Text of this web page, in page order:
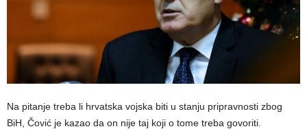
Na pitanje treba li hrvatska vojska biti u stanju pripravnosti zbog
BiH, Čović je kazao da on nije taj koji o tome treba govoriti.